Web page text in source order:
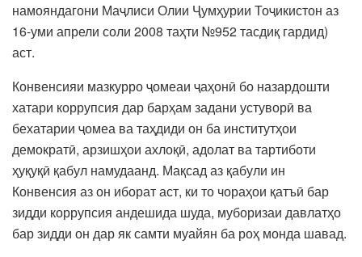
намояндагони Маҷлиси Олии Ҷумҳурии Тоҷикистон аз
16-уми апрели соли 2008 таҳти №952 тасдиқ гардид)
аст.
Конвенсияи мазкурро ҷомеаи ҷаҳонӣ бо назардошти
хатари коррупсия дар барҳам задани устуворӣ ва
бехатарии ҷомеа ва таҳдиди он ба институтҳои
демократӣ, арзишҳои ахлоқӣ, адолат ва тартиботи
ҳуқуқӣ қабул намудаанд. Мақсад аз қабули ин
Конвенсия аз он иборат аст, ки то чораҳои қатъӣ бар
зидди коррупсия андешида шуда, муборизаи давлатҳо
бар зидди он дар як самти муайян ба роҳ монда шавад.